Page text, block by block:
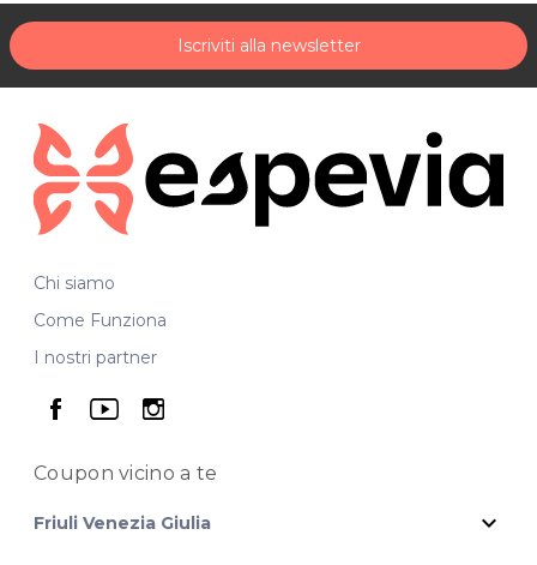
Iscriviti alla newsletter
Chi siamo
Come Funziona
I nostri partner
seguici su facebook
seguici su youtube
seguici su instagram
Coupon vicinoa te
Friuli Venezia Giulia expand_more